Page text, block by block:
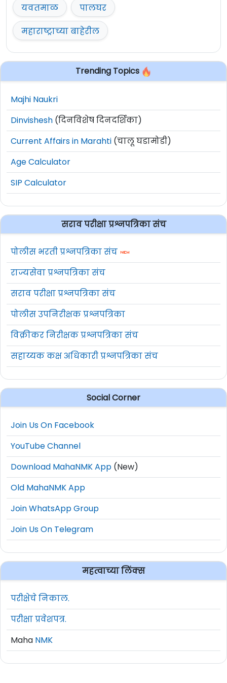
अर्ज फक्त वरील Portalद्वारेच स्वीकारले जातील.
ऑनलाईन अर्ज करण्याचा अंतिम दिनांक
2024आहे.
सविस्तर माहितीसाठी व अर्ज करण्यापूर्वी कृपया
जाहिरात काळजीपूर्वक वाचावी.
दिलेली आहे.
यवतमाळ
पालघर
महाराष्ट्राच्या बाहेरील
Trending Topics
Majhi Naukri
Dinvishesh (दिनविशेष दिनदर्शिका)
Current Affairs in Marahti (चालू घडामोडी)
Age Calculator
SIP Calculator
सराव परीक्षा प्रश्नपत्रिका संच
पोलीस भरती प्रश्नपत्रिका संच
राज्यसेवा प्रश्नपत्रिका संच
सराव परीक्षा प्रश्नपत्रिका संच
पोलीस उपनिरीक्षक प्रश्नपत्रिका
विक्रीकर निरीक्षक प्रश्नपत्रिका संच
सहाय्यक कक्ष अधिकारी प्रश्नपत्रिका संच
Social Corner
Join Us On Facebook
YouTube Channel
Download MahaNMK App (New)
Old MahaNMK App
Join WhatsApp Group
Join Us On Telegram
महत्वाच्या लिंक्स
परीक्षेचे निकाल.
परीक्षा प्रवेशपत्र.
Maha NMK